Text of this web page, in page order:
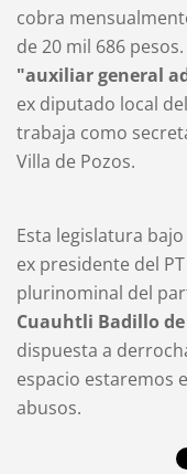
cobra
de 20 mil 686
"auxiliar general
ex diputado local del
trabaja como
Villa de Pozos.
Esta legislatura
ex presidente del
plurinominal del
Cuauhtli Badillo
dispuesta a
espacio estaremos
abusos.